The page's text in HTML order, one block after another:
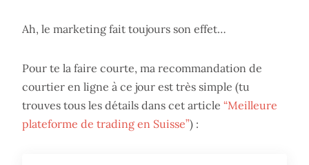
Ah, le marketing fait toujours son effet…
Pour te la faire courte, ma recommandation de
courtier en ligne à ce jour est très simple (tu
trouves tous les détails dans cet article “Meilleure
plateforme de trading en Suisse”) :